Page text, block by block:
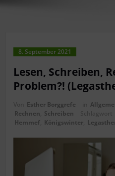
8. September 2021
Lesen, Schreiben,
Problem?!
Esther Borggrefe
Rechnen Schreiben
Hemmef, Königswinter,